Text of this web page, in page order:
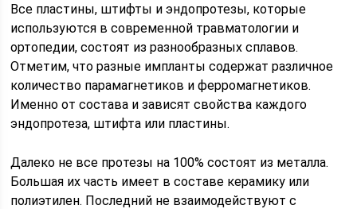
Все пластины, штифты и эндопротезы, которые
используются в современной травматологии и
ортопедии, состоят из разнообразных сплавов.
Отметим, что разные импланты содержат различное
количество парамагнетиков и ферромагнетиков.
Именно от состава и зависят свойства каждого
эндопротеза, штифта или пластины.
Далеко не все протезы на 100% состоят из металла.
Большая их часть имеет в составе керамику или
полиэтилен. Последний не взаимодействуют с